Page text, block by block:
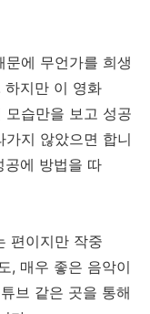
에 무언가를 희생
하지만 이 영화
습만을 보고 성공
지 않았으면 합니
공에 방법을 따
편이지만 작중
, 매우 좋은 음악이
브 같은 곳을 통해